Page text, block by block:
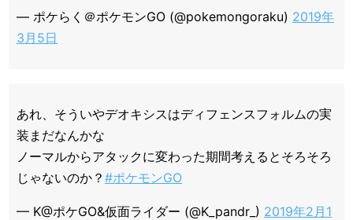
— ポケらく＠ポケモンGO (@pokemongoraku) 2019年
3月5日
あれ、そういやデオキシスはディフェンスフォルムの実
装まだなんかな
ノーマルからアタックに変わった期間考えるとそろそろ
じゃないのか？ #ポケモンGO
— K@ポケGO&仮面ライダー (@K_pandr_) 2019年2月1